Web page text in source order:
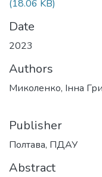
(18.06 KB)
Date
2023
Authors
Миколенко, Інна
Publisher
Полтава, ПДАУ
Abstract